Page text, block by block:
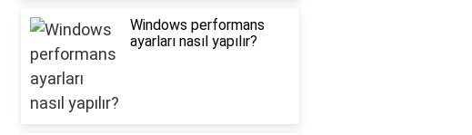
Windows performans
ayarları nasıl yapılır?